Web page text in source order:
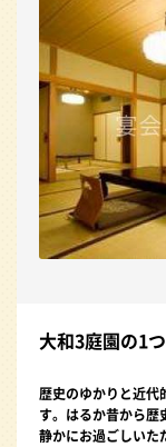
大和3庭園の1
歴史のゆかりと近代
す。はるか昔から
静かにお過ごしいた